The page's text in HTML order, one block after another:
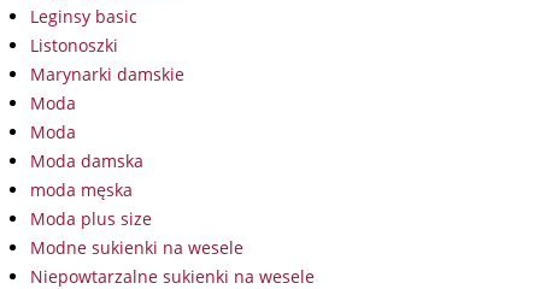
Leginsy basic
Listonoszki
Marynarki damskie
Moda
Moda
Moda damska
moda męska
Moda plus size
Modne sukienki na wesele
Niepowtarzalne sukienki na wesele